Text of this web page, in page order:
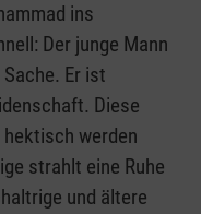
ins
Der junge Mann
Er ist
Diese
werden
strahlt eine Ruhe
und ältere